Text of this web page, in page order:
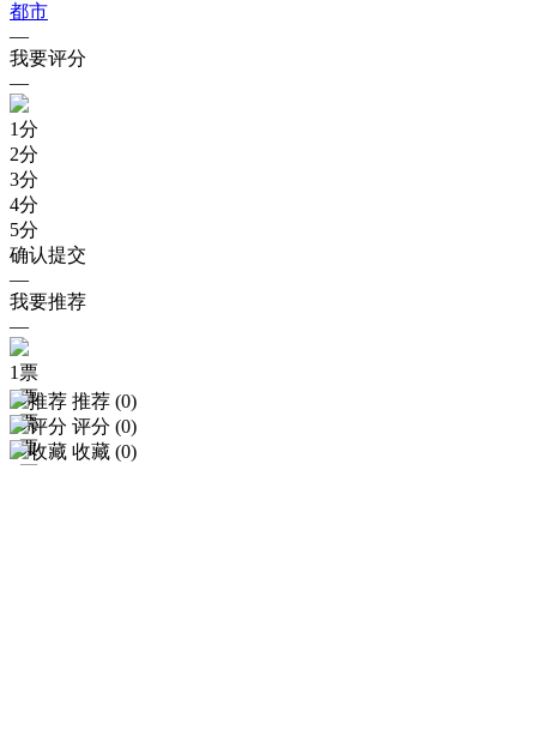
推荐 (0)
评分 (0)
收藏 (0)
都市
—
我要评分
—
1分
2分
3分
4分
5分
确认提交
—
我要推荐
—
1 票
2票
3票
4票